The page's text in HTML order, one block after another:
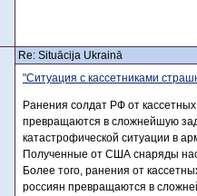
Re: Situācija Ukrainā
"Ситуация с кассетниками
Ранения солдат РФ от
превращаются в сложнейшую
катастрофической ситуации в
Полученные от США снаряды
Более того, ранения от
россиян превращаются в